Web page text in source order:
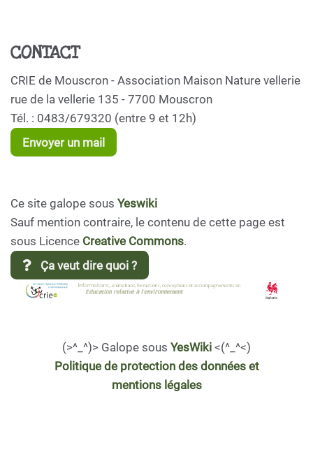
CONTACT
CRIE de Mouscron - Association Maison Nature vellerie
rue de la vellerie 135 - 7700 Mouscron
Tél. : 0483/679320 (entre 9 et 12h)
Envoyer un mail
Ce site galope sous Yeswiki
Sauf mention contraire, le contenu de cette page est
sous Licence Creative Commons.
Ça veut dire quoi ?
(>^_^)> Galope sous YesWiki <(^_^<)
Politique de protection des données et
mentions légales